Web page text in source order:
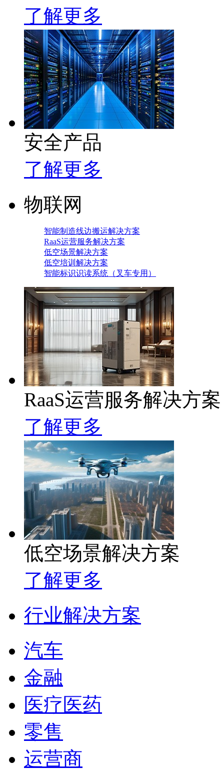
了解更多
安全产品
了解更多
物联网
智能制造线边搬运解决方案
RaaS运营服务解决方案
低空场景解决方案
低空培训解决方案
智能标识识读系统（叉车专用）
RaaS运营服务解决方案
了解更多
低空场景解决方案
了解更多
行业解决方案
汽车
金融
医疗医药
零售
运营商